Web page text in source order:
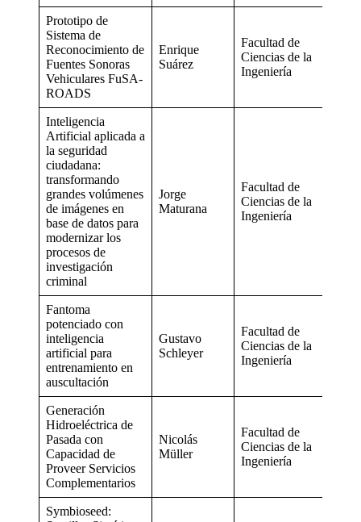
Prototipo de
Sistema de
Reconocimiento de
Fuentes Sonoras
Vehiculares FuSA-
ROADS
Enrique
Suárez
Facultad de
Ciencias de la
Ingeniería
Inteligencia
Artificial aplicada a
la seguridad
ciudadana:
transformando
grandes volúmenes
de imágenes en
base de datos para
modernizar los
procesos de
investigación
criminal
Jorge
Maturana
Facultad de
Ciencias de la
Ingeniería
Fantoma
potenciado con
inteligencia
artificial para
entrenamiento en
auscultación
Gustavo
Schleyer
Facultad de
Ciencias de la
Ingeniería
Generación
Hidroeléctrica de
Pasada con
Capacidad de
Proveer Servicios
Complementarios
Nicolás
Müller
Facultad de
Ciencias de la
Ingeniería
Symbioseed: